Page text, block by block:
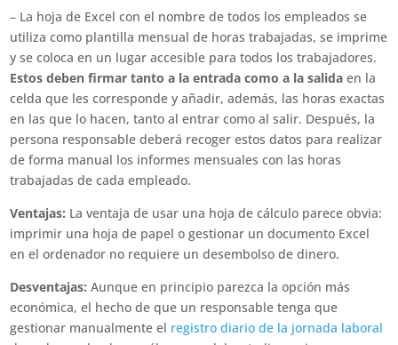
– La hoja de Excel con el nombre de todos los empleados se
utiliza como plantilla mensual de horas trabajadas, se imprime
y se coloca en un lugar accesible para todos los trabajadores.
Estos deben firmar tanto a la entrada como a la salida en la
celda que les corresponde y añadir, además, las horas exactas
en las que lo hacen, tanto al entrar como al salir. Después, la
persona responsable deberá recoger estos datos para realizar
de forma manual los informes mensuales con las horas
trabajadas de cada empleado.
Ventajas: La ventaja de usar una hoja de cálculo parece obvia:
imprimir una hoja de papel o gestionar un documento Excel
en el ordenador no requiere un desembolso de dinero.
Desventajas: Aunque en principio parezca la opción más
económica, el hecho de que un responsable tenga que
gestionar manualmente el registro diario de la jornada laboral